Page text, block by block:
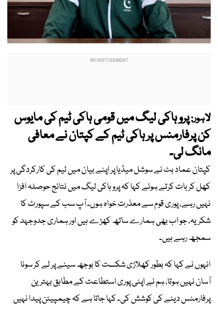
لاہور:پرو ہاکی لیگ میں قومی ہاکی ٹیم کی مایوس
کن پرفارمنس پر ہاکی ٹیم کے کپتان نے معافی
مانگ لی۔
کپتان عماد بٹ نے سوشل میڈیا پر اپنے بیان میں ٹیم کی کارکردگی پر
کھل کر بات کرتے ہوئے کہا کہ پرو ہاکی لیگ میں نتائج حوصلہ افزا
نہیں رہے، پوری قوم سے معذرت خواہ ہوں۔ آپ سب کے سپورٹ کا
شکریہ، جو اب بھی ہمارے ساتھ کھڑے ہیں اور ہماری جدوجہد کو
سمجھ رہے ہیں۔
انہوں نے کہا کہ بطور کھلاڑی شکست کا بوجھ سینے پر لے کر سونا
آسان نہیں ہوتا، ہم نے اپنی پوری استطاعت کے مطابق بہترین
پرفارمنس دینے کی کوشش کی۔ کہا جاتا ہے کہ چیمپیئن پیدا نہیں